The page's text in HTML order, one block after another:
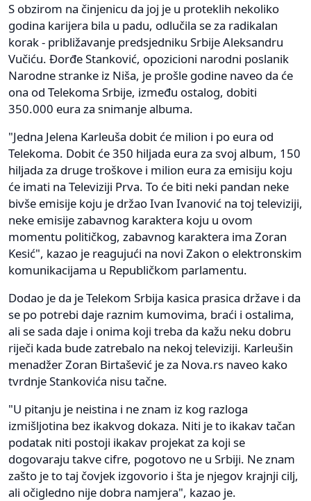
S obzirom na činjenicu da joj je u proteklih nekoliko
godina karijera bila u padu, odlučila se za radikalan
korak - približavanje predsjedniku Srbije Aleksandru
Vučiću. Đorđe Stanković, opozicioni narodni poslanik
Narodne stranke iz Niša, je prošle godine naveo da će
ona od Telekoma Srbije, između ostalog, dobiti
350.000 eura za snimanje albuma.
"Jedna Jelena Karleuša dobit će milion i po eura od
Telekoma. Dobit će 350 hiljada eura za svoj album, 150
hiljada za druge troškove i milion eura za emisiju koju
će imati na Televiziji Prva. To će biti neki pandan neke
bivše emisije koju je držao Ivan Ivanović na toj televiziji,
neke emisije zabavnog karaktera koju u ovom
momentu političkog, zabavnog karaktera ima Zoran
Kesić", kazao je reagujući na novi Zakon o elektronskim
komunikacijama u Republičkom parlamentu.
Dodao je da je Telekom Srbija kasica prasica države i da
se po potrebi daje raznim kumovima, braći i ostalima,
ali se sada daje i onima koji treba da kažu neku dobru
riječi kada bude zatrebalo na nekoj televiziji. Karleušin
menadžer Zoran Birtašević je za Nova.rs naveo kako
tvrdnje Stankovića nisu tačne.
"U pitanju je neistina i ne znam iz kog razloga
izmišljotina bez ikakvog dokaza. Niti je to ikakav tačan
podatak niti postoji ikakav projekat za koji se
dogovaraju takve cifre, pogotovo ne u Srbiji. Ne znam
zašto je to taj čovjek izgovorio i šta je njegov krajnji cilj,
ali očigledno nije dobra namjera", kazao je.